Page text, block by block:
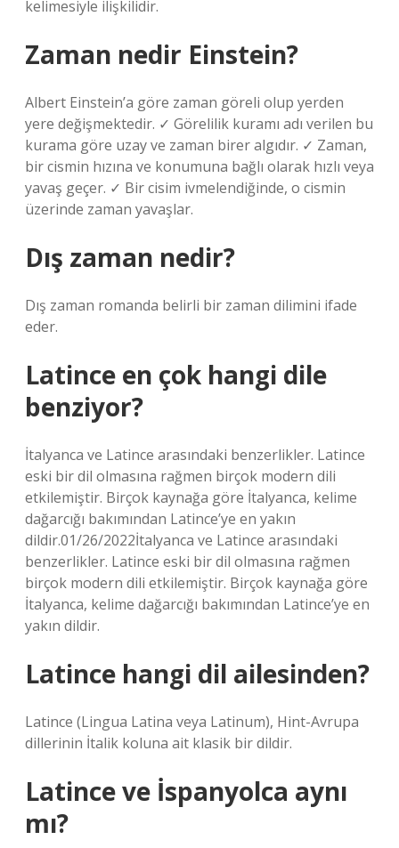
kelimesiyle ilişkilidir.
Zaman nedir Einstein?
Albert Einstein’a göre zaman göreli olup yerden
yere değişmektedir. ✓ Görelilik kuramı adı verilen bu
kurama göre uzay ve zaman birer algıdır. ✓ Zaman,
bir cismin hızına ve konumuna bağlı olarak hızlı veya
yavaş geçer. ✓ Bir cisim ivmelendiğinde, o cismin
üzerinde zaman yavaşlar.
Dış zaman nedir?
Dış zaman romanda belirli bir zaman dilimini ifade
eder.
Latince en çok hangi dile
benziyor?
İtalyanca ve Latince arasındaki benzerlikler. Latince
eski bir dil olmasına rağmen birçok modern dili
etkilemiştir. Birçok kaynağa göre İtalyanca, kelime
dağarcığı bakımından Latince’ye en yakın
dildir.01/26/2022İtalyanca ve Latince arasındaki
benzerlikler. Latince eski bir dil olmasına rağmen
birçok modern dili etkilemiştir. Birçok kaynağa göre
İtalyanca, kelime dağarcığı bakımından Latince’ye en
yakın dildir.
Latince hangi dil ailesinden?
Latince (Lingua Latina veya Latinum), Hint-Avrupa
dillerinin İtalik koluna ait klasik bir dildir.
Latince ve İspanyolca aynı
mı?